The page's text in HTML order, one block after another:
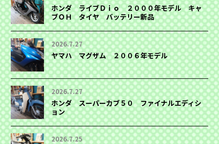
ホンダ ライブＤｉｏ ２０００年モデル キャ
ブＯＨ タイヤ バッテリー新品
2026.7.27
ヤマハ マグザム ２００６年モデル
2026.7.27
ホンダ スーパーカブ５０ ファイナルエディシ
ョン
2026.7.25